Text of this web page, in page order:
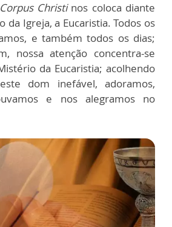
Corpus Christi nos coloca diante
da Igreja, a Eucaristia. Todos os
e também todos os dias;
nossa atenção concentra-se
da Eucaristia; acolhendo
dom inefável, adoramos,
e nos alegramos no